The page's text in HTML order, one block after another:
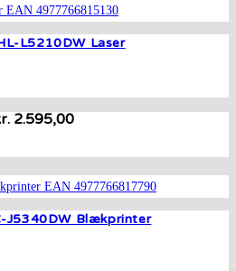
L5210DW Laser
2.595,00
J5340DW Blækprinter